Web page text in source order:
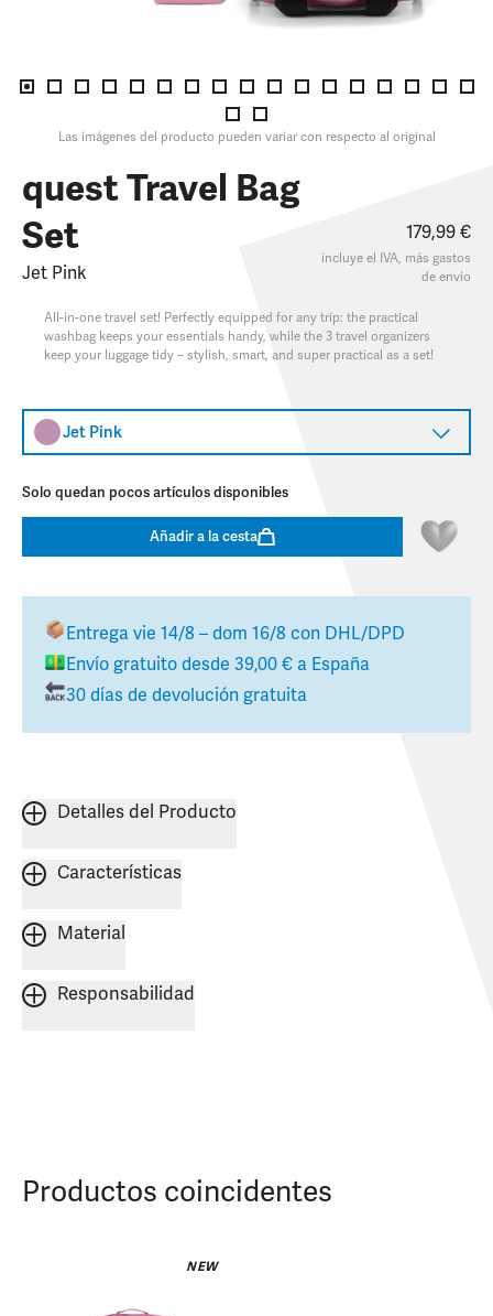
Las imágenes del producto pueden variar con respecto al original
quest Travel Bag
Set
Jet Pink
179,99 €
incluye el IVA, más gastos
de envío
All-in-one travel set! Perfectly equipped for any trip: the practical
washbag keeps your essentials handy, while the 3 travel organizers
keep your luggage tidy – stylish, smart, and super practical as a set!
Jet Pink
Solo quedan pocos artículos disponibles
Añadir a la cesta
Entrega vie 14/8 – dom 16/8 con DHL/DPD
Envío gratuito desde 39,00 € a España
30 días de devolución gratuita
Detalles del Producto
Características
Material
Responsabilidad
Productos coincidentes
NEW